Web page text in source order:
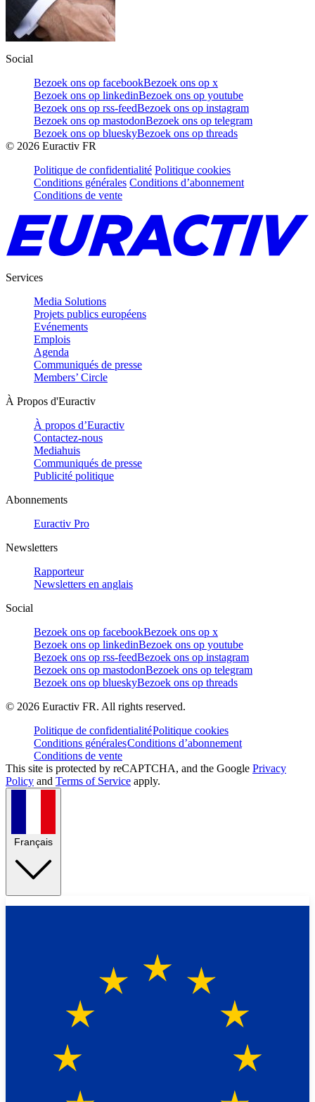
Social
Bezoek ons op facebookBezoek ons op x
Bezoek ons op linkedinBezoek ons op youtube
Bezoek ons op rss-feedBezoek ons op instagram
Bezoek ons op mastodonBezoek ons op telegram
Bezoek ons op blueskyBezoek ons op threads
© 2026 Euractiv FR
Politique de confidentialité Politique cookies
Conditions générales Conditions d’abonnement
Conditions de vente
Services
Media Solutions
Projets publics européens
Evénements
Emplois
Agenda
Communiqués de presse
Members’ Circle
À Propos d'Euractiv
À propos d’Euractiv
Contactez-nous
Mediahuis
Communiqués de presse
Publicité politique
Abonnements
Euractiv Pro
Newsletters
Rapporteur
Newsletters en anglais
Social
Bezoek ons op facebookBezoek ons op x
Bezoek ons op linkedinBezoek ons op youtube
Bezoek ons op rss-feedBezoek ons op instagram
Bezoek ons op mastodonBezoek ons op telegram
Bezoek ons op blueskyBezoek ons op threads
© 2026 Euractiv FR. All rights reserved.
Politique de confidentialitéPolitique cookies
Conditions généralesConditions d’abonnement
Conditions de vente
This site is protected by reCAPTCHA, and the Google Privacy
Policy and Terms of Service apply.
Français